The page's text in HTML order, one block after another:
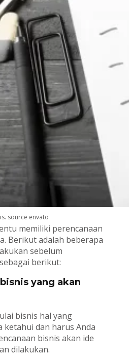
source envato
memiliki perencanaan
Berikut adalah beberapa
sebelum
berikut:
yang akan
bisnis hal yang
ketahui dan harus Anda
bisnis akan ide
dilakukan.